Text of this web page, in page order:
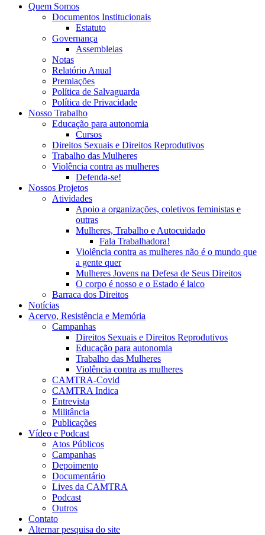
Quem Somos
Documentos Institucionais
Estatuto
Governança
Assembleias
Notas
Relatório Anual
Premiações
Política de Salvaguarda
Política de Privacidade
Nosso Trabalho
Educação para autonomia
Cursos
Direitos Sexuais e Direitos Reprodutivos
Trabalho das Mulheres
Violência contra as mulheres
Defenda-se!
Nossos Projetos
Atividades
Apoio a organizações, coletivos feministas e
outras
Mulheres, Trabalho e Autocuidado
Fala Trabalhadora!
Violência contra as mulheres não é o mundo que
a gente quer
Mulheres Jovens na Defesa de Seus Direitos
O corpo é nosso e o Estado é laico
Barraca dos Direitos
Notícias
Acervo, Resistência e Memória
Campanhas
Direitos Sexuais e Direitos Reprodutivos
Educação para autonomia
Trabalho das Mulheres
Violência contra as mulheres
CAMTRA-Covid
CAMTRA Indica
Entrevista
Militância
Publicações
Vídeo e Podcast
Atos Públicos
Campanhas
Depoimento
Documentário
Lives da CAMTRA
Podcast
Outros
Contato
Alternar pesquisa do site